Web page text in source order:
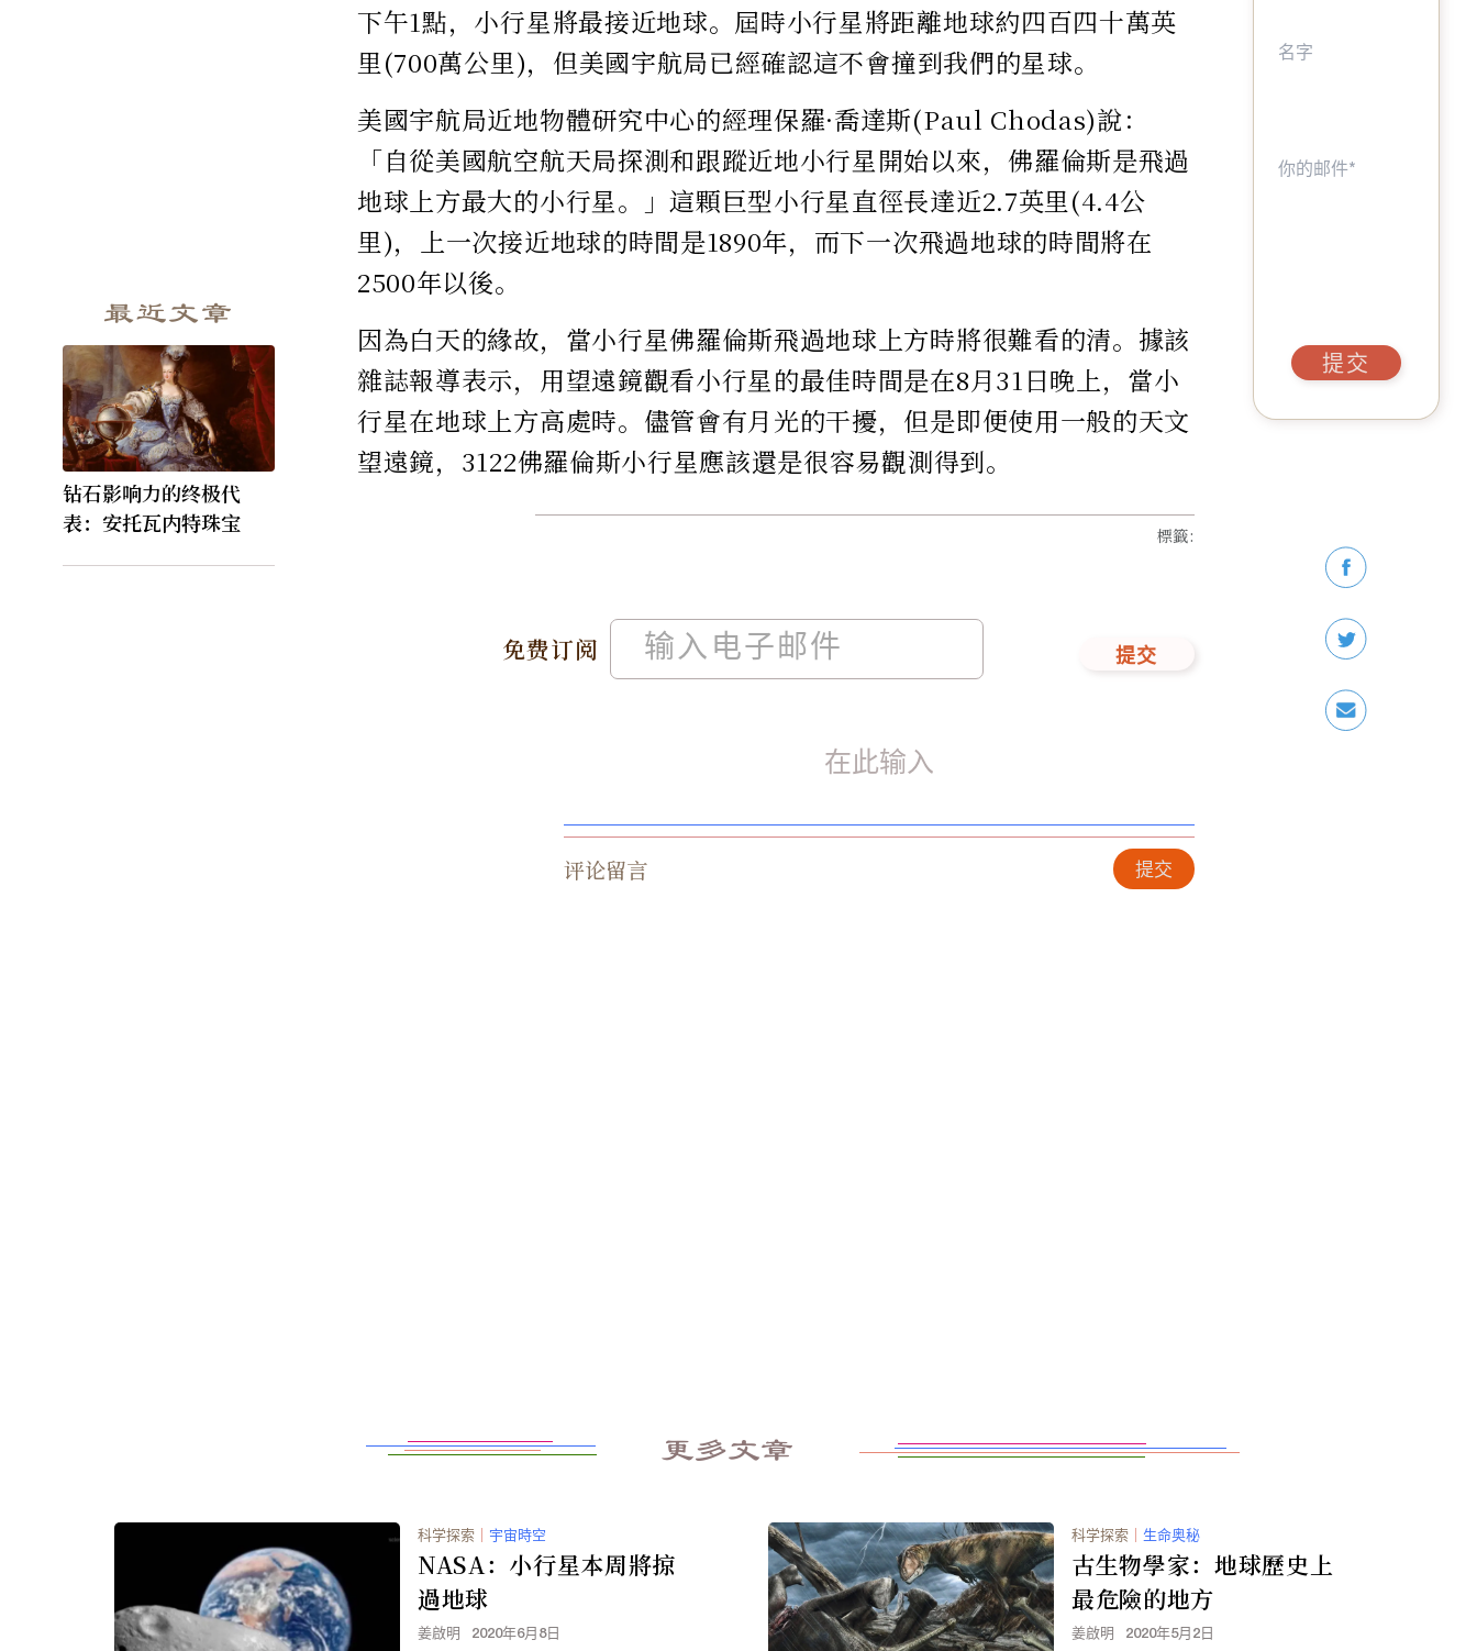
最近文章
钻石影响力的终极代
表：安托瓦内特珠宝
下午1點，小行星將最接近地球。屆時小行星將距離地球約四百四十萬英
里(700萬公里)，但美國宇航局已經確認這不會撞到我們的星球。
美國宇航局近地物體研究中心的經理保羅·喬達斯(Paul Chodas)說：
「自從美國航空航天局探測和跟蹤近地小行星開始以來，佛羅倫斯是飛過
地球上方最大的小行星。」這顆巨型小行星直徑長達近2.7英里(4.4公
里)，上一次接近地球的時間是1890年，而下一次飛過地球的時間將在
2500年以後。
因為白天的緣故，當小行星佛羅倫斯飛過地球上方時將很難看的清。據該
雜誌報導表示，用望遠鏡觀看小行星的最佳時間是在8月31日晚上，當小
行星在地球上方高處時。儘管會有月光的干擾，但是即便使用一般的天文
望遠鏡，3122佛羅倫斯小行星應該還是很容易觀測得到。
免费订阅 提交
標籤:
评论留言 提交
提交
更多文章
科学探索 ｜ 宇宙時空
NASA：小行星本周將掠
過地球
姜啟明 2020年6月8日
科学探索 ｜ 生命奥秘
古生物學家：地球歷史上
最危險的地方
姜啟明 2020年5月2日